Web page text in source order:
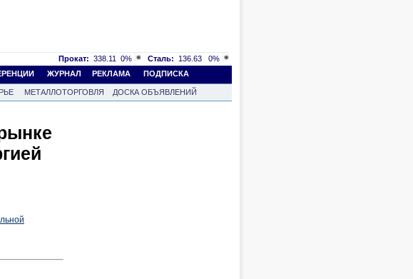
Прокат: 338.11 0% Сталь: 136.63
0%
ЖУРНАЛ РЕКЛАМА ПОДПИСКА
МЕТАЛЛОТОРГОВЛЯ
ДОСКА ОБЪЯВЛЕНИЙ